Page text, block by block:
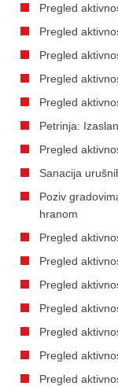
Pregled
Pregled
Pregled
Pregled
Pregled
Petrinja:
Pregled
Sanacija
Poziv
hranom
Pregled
Pregled
Pregled
Pregled
Pregled
Pregled
Pregled